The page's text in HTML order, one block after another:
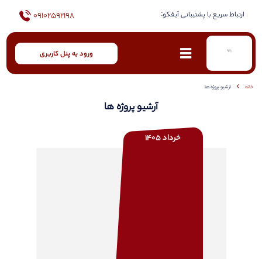
ارتباط سریع با پشتیبانی آیفکو: 09102592198
ورود به پنل کاربری
خانه آرشیو پروژه ها
آرشیو پروژه ها
خرداد 1405